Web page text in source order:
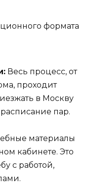
формата
Весь процесс, от
проходит
в Москву
пар.
материалы
кабинете. Это
с работой,
.